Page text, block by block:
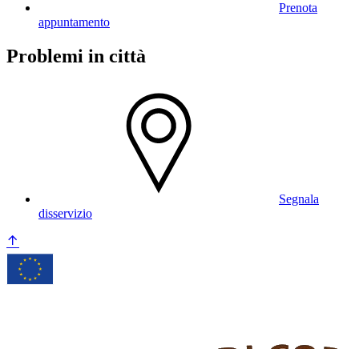
Prenota
appuntamento
Problemi in città
Segnala
disservizio